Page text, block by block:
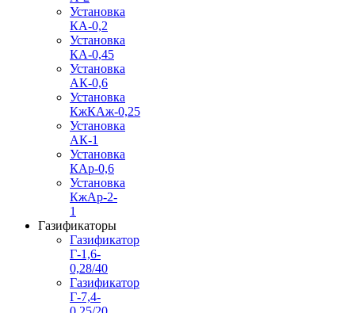
Установка
КА-0,2
Установка
КА-0,45
Установка
АК-0,6
Установка
КжКАж-0,25
Установка
АК-1
Установка
КАр-0,6
Установка
КжАр-2-
1
Газификаторы
Газификатор
Г-1,6-
0,28/40
Газификатор
Г-7,4-